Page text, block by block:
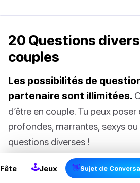
20 Questions
couples
Les possibilités de
partenaire sont illimitées.
d’être en couple. Tu peux
profondes, marrantes, sexys ou
questions diverses !
Des questions diverses pour
Fête 🕹Jeux 👋Sujet de